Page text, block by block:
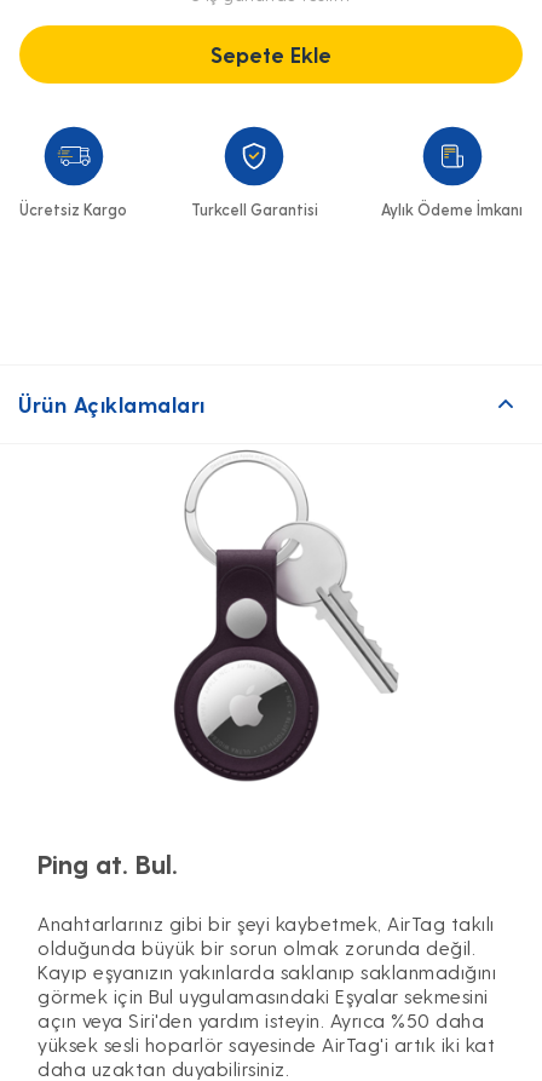
Sepete Ekle
Ücretsiz Kargo Turkcell Garantisi Aylık Ödeme İmkanı
Ürün Açıklamaları
Ping at. Bul.
Anahtarlarınız gibi bir şeyi kaybetmek, AirTag takılı
olduğunda büyük bir sorun olmak zorunda değil.
Kayıp eşyanızın yakınlarda saklanıp saklanmadığını
görmek için Bul uygulamasındaki Eşyalar sekmesini
açın veya Siri'den yardım isteyin. Ayrıca %50 daha
yüksek sesli hoparlör sayesinde AirTag'i artık iki kat
daha uzaktan duyabilirsiniz.